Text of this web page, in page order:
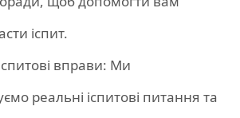
іспит.
вправи: Ми
реальні іспитові питання та